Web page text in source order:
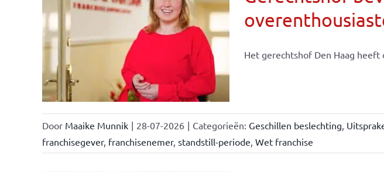
Het gerechtshof Den Haag heeft
Door Maaike Munnik | 28-07-2026 | Categorieën: Geschillen beslechting,
franchisegever, franchisenemer, standstill-periode, Wet franchise